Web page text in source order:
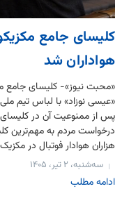
کلیسای جامع
هواداران شد
«محبت نیوز»- کلیسای جامع
پس از ممنوعیت آن در کلیسای
درخواست مردم به مهم‌ترین
هزاران هوادار فوتبال در
سه‌شنبه، ۲ تیر، ۱۴۰۵
ادامه مطلب